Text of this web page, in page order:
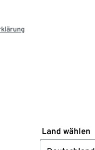
Land wählen